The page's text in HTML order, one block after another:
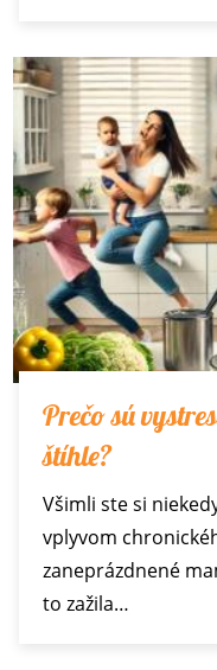
Prečo sú
štíhle?
Všimli ste si
vplyvom
zaneprázdnené
to zažila…